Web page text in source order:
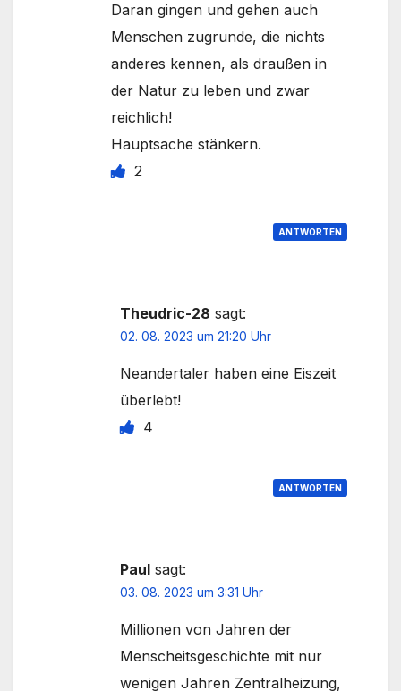
Daran gingen und gehen auch
Menschen zugrunde, die nichts
anderes kennen, als draußen in
der Natur zu leben und zwar
reichlich!
Hauptsache stänkern.
2
ANTWORTEN
Theudric-28 sagt:
02. 08. 2023 um 21:20 Uhr
Neandertaler haben eine Eiszeit
überlebt!
4
ANTWORTEN
Paul sagt:
03. 08. 2023 um 3:31 Uhr
Millionen von Jahren der
Menscheitsgeschichte mit nur
wenigen Jahren Zentralheizung,